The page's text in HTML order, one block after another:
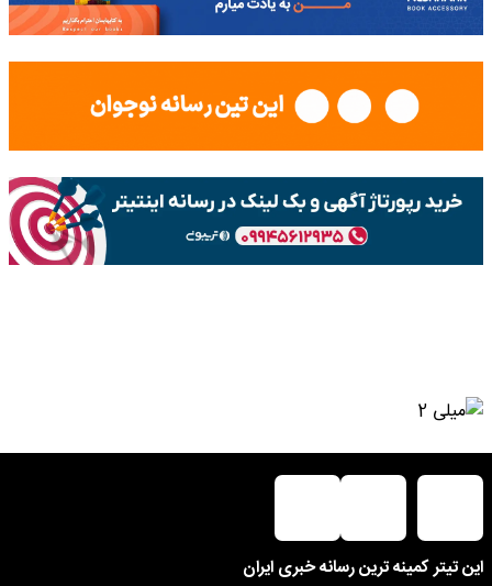
این تیتر کمینه ترین رسانه خبری ایران